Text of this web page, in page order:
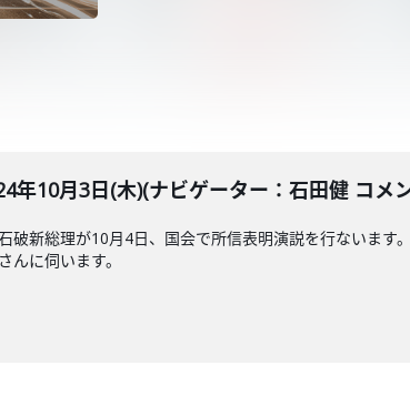
年10月3日(木)(ナビゲーター：石田健 コメ
破新総理が10月4日、国会で所信表明演説を行ないま
んに伺います。